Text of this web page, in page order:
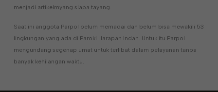
menjadi artikelmyang siapa tayang.
Saat ini anggota Parpol belum memadai dan belum bisa mewakili 53
lingkungan yang ada di Paroki Harapan Indah. Untuk itu Parpol
mengundang segenap umat untuk terlibat dalam pelayanan tanpa
banyak kehilangan waktu.